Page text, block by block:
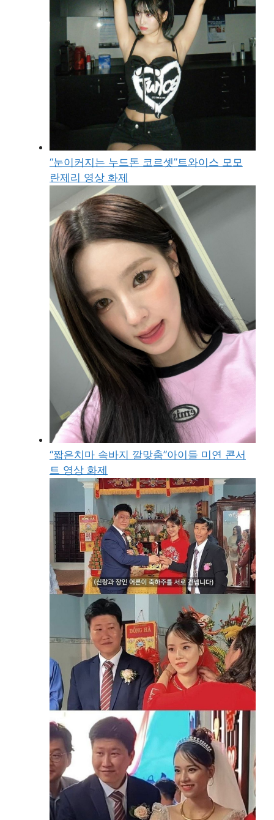
“눈이커지는 누드톤 코르셋”트와이스 모모
란제리 영상 화제
“짧은치마 속바지 깔맞춤”아이들 미연 콘서
트 영상 화제